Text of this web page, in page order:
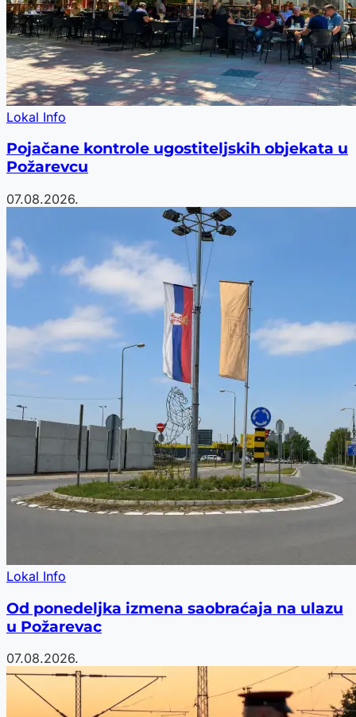
Lokal Info
Pojačane kontrole ugostiteljskih objekata u
Požarevcu
07.08.2026.
Lokal Info
Od ponedeljka izmena saobraćaja na ulazu
u Požarevac
07.08.2026.